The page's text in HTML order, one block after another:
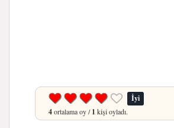
İyi
4ortalama oy /1 kişi oyladı.